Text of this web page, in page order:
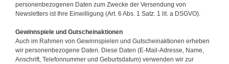
personenbezogenen Daten zum Zwecke der Versendung von
Newsletters ist Ihre Einwilligung (Art. 6 Abs. 1 Satz. 1 lit. a DSGVO).
Gewinnspiele und Gutscheinaktionen
Auch im Rahmen von Gewinnspielen und Gutscheinaktionen erheben
wir personenbezogene Daten. Diese Daten (E-Mail-Adresse, Name,
Anschrift, Telefonnummer und Geburtsdatum) verwenden wir zur